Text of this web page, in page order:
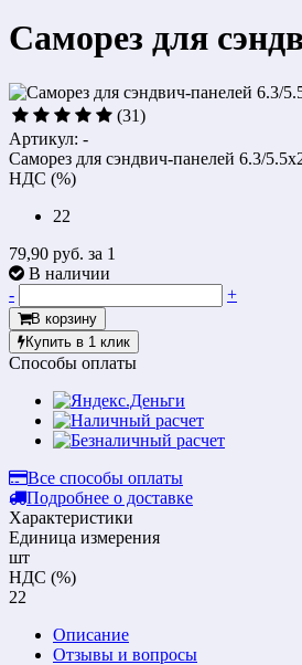
Саморез для
(31)
Артикул: -
Саморез для сэндвич-панелей 6.3/
НДС (%)
22
79,90 руб. за 1
В наличии
-
+
В корзину
Купить в 1 клик
Способы оплаты
Все способы оплаты
Подробнее о доставке
Характеристики
Единица измерения
шт
НДС (%)
22
Описание
Отзывы и вопросы